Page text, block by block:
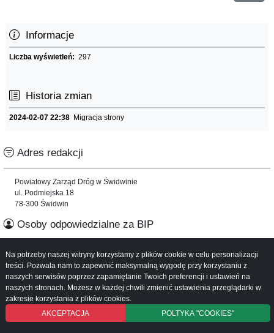
Informacje
Liczba wyświetleń: 297
Historia zmian
2024-02-07 22:38 Migracja strony
Adres redakcji
Powiatowy Zarząd Dróg w Świdwinie
ul. Podmiejska 18
78-300 Świdwin
Osoby odpowiedzialne za BIP
Informacje o serwisie
Mapa serwisu
Instrukcja obsługi
Na potrzeby naszej witryny korzystamy z plików cookie w celu personalizacji
treści. Pozwala nam to zapewnić maksymalną wygodę przy korzystaniu z
naszych serwisów poprzez zapamiętanie Twoich preferencji i ustawień na
naszych stronach. Możesz w każdej chwili zmienić ustawienia przeglądarki w
zakresie korzystania z plików cookies.
AKCEPTACJA
POLTYKA "COOKIES"